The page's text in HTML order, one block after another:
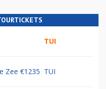
TUI
Zee €1235 TUI